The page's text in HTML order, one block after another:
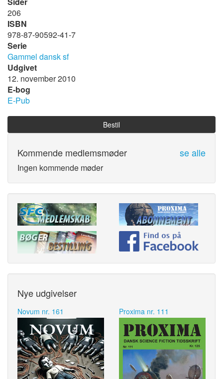
206
ISBN
978-87-90592-41-7
Serie
Gammel dansk sf
Udgivet
12. november 2010
E-bog
E-Pub
Bestil
Kommende medlemsmøder se alle
Ingen kommende møder
Nye udgivelser
Novum nr. 161 Proxima nr. 111